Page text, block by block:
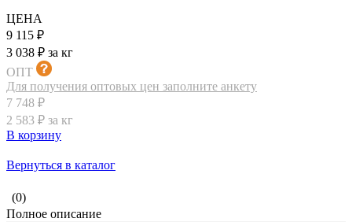
ЦЕНА
9 115 ₽
3 038 ₽ за кг
ОПТ
Для получения оптовых цен заполните анкету
7 748 ₽
2 583 ₽ за кг
В корзину
Вернуться в каталог
(0)
Полное описание